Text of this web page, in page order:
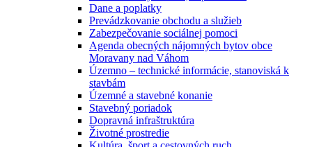
Dane a poplatky
Prevádzkovanie obchodu a služieb
Zabezpečovanie sociálnej pomoci
Agenda obecných nájomných bytov obce
Moravany nad Váhom
Územno – technické informácie, stanoviská k
stavbám
Územné a stavebné konanie
Stavebný poriadok
Dopravná infraštruktúra
Životné prostredie